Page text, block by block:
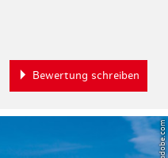
Bewertung schreiben